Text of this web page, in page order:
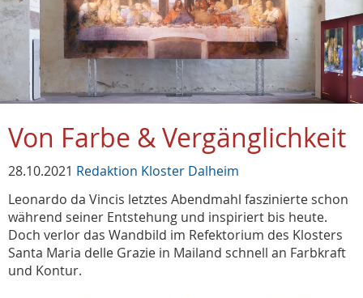
Von Farbe & Vergänglichkeit
28.10.2021 Redaktion Kloster Dalheim
Leonardo da Vincis letztes Abendmahl faszinierte schon
während seiner Entstehung und inspiriert bis heute.
Doch verlor das Wandbild im Refektorium des Klosters
Santa Maria delle Grazie in Mailand schnell an Farbkraft
und Kontur.